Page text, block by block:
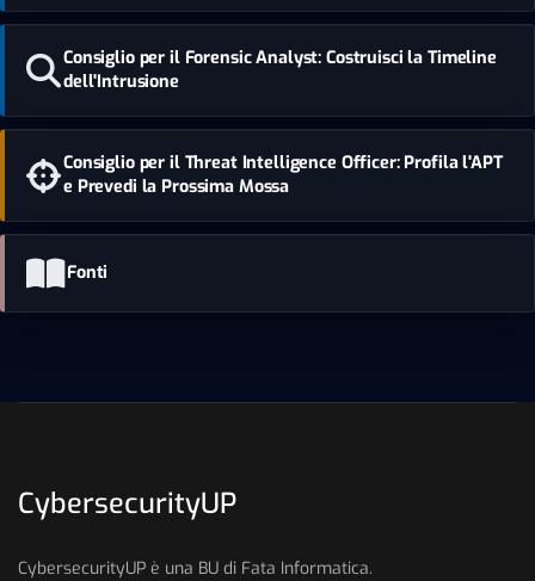
Consiglio per il Forensic Analyst: Costruisci la Timeline
dell'Intrusione
Consiglio per il Threat Intelligence Officer: Profila l'APT
e Prevedi la Prossima Mossa
Fonti
CybersecurityUP
CybersecurityUP è una BU di Fata Informatica.